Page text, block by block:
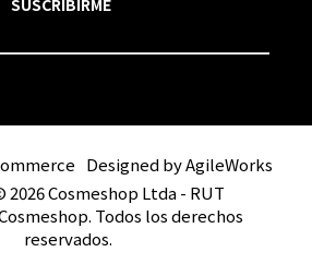
Designed byAgileWorks
Cosmeshop Ltda - RUT
Todos los derechos
reservados.